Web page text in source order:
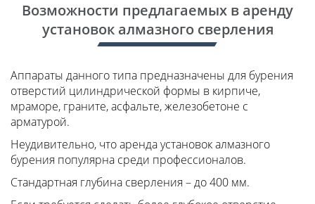
Возможности предлагаемых в аренду
установок алмазного сверления
Аппараты данного типа предназначены для бурения
отверстий цилиндрической формы в кирпиче,
мраморе, граните, асфальте, железобетоне с
арматурой.
Неудивительно, что аренда установок алмазного
бурения популярна среди профессионалов.
Стандартная глубина сверления – до 400 мм.